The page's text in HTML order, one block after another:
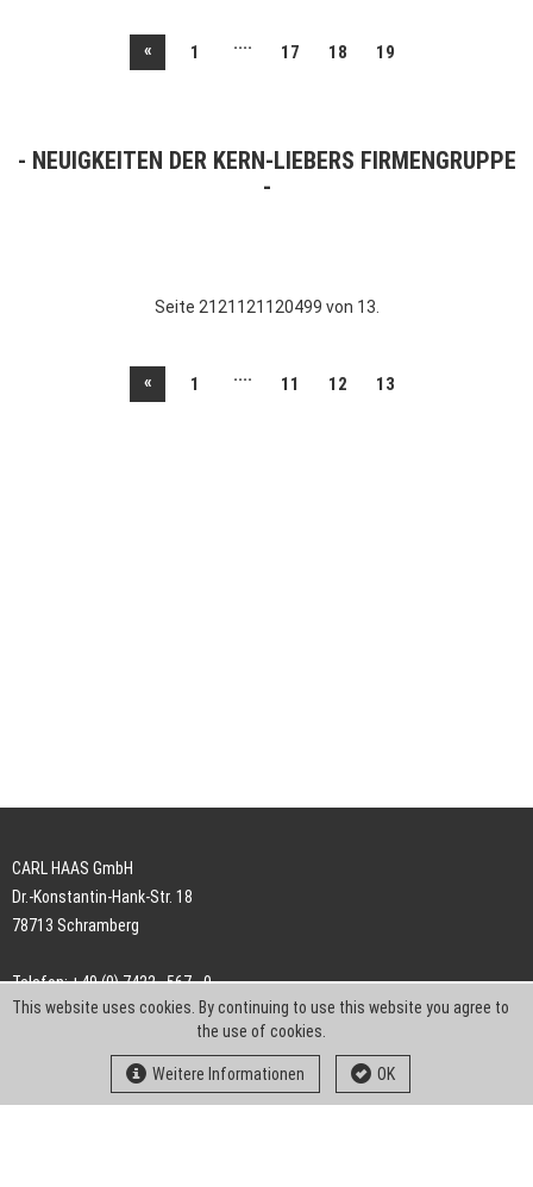
« 1 .... 17 18 19
NEUIGKEITEN DER KERN-LIEBERS FIRMENGRUPPE
Seite 2121121120499 von 13.
« 1 .... 11 12 13
CARL HAAS GmbH
Dr.-Konstantin-Hank-Str. 18
78713 Schramberg
Telefon: +49 (0) 7422 . 567 - 0
Telefax: +49 (0) 7422 . 567 - 239
info-ch@kern-liebers.com
This website uses cookies. By continuing to use this website you agree to
the use of cookies.
Weitere Informationen OK